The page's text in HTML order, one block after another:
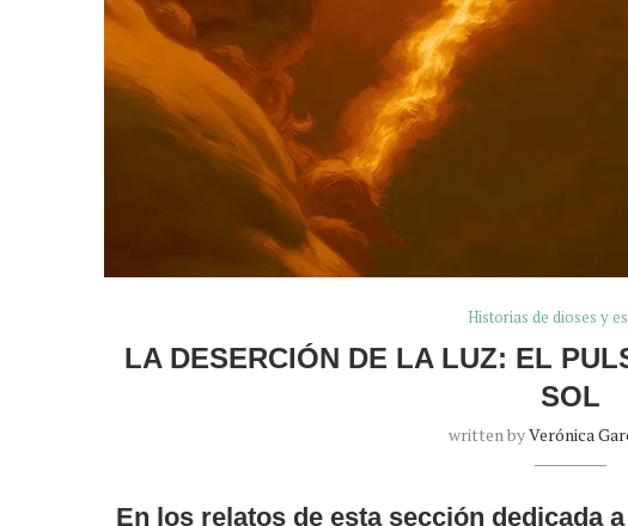
Historias de dioses y
LA DESERCIÓN DE LA LUZ: EL
SOL
written byVerónica
En los relatos de esta sección dedicada